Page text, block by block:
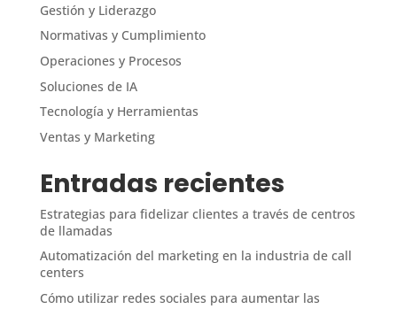
Gestión y Liderazgo
Normativas y Cumplimiento
Operaciones y Procesos
Soluciones de IA
Tecnología y Herramientas
Ventas y Marketing
Entradas recientes
Estrategias para fidelizar clientes a través de centros
de llamadas
Automatización del marketing en la industria de call
centers
Cómo utilizar redes sociales para aumentar las